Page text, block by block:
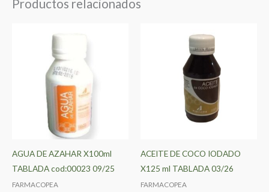
Productos relacionados
AGUA DE AZAHAR X100ml
TABLADA cod:00023 09/25
FARMACOPEA
ACEITE DE COCO IODADO
X125 ml TABLADA 03/26
FARMACOPEA